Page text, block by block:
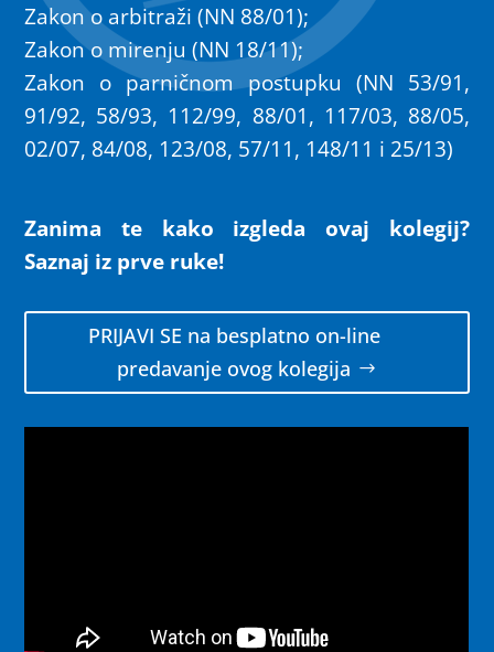
Zakon o arbitraži (NN 88/01);
Zakon o mirenju (NN 18/11);
Zakon o parničnom postupku (NN 53/91,
91/92, 58/93, 112/99, 88/01, 117/03, 88/05,
02/07, 84/08, 123/08, 57/11, 148/11 i 25/13)
Zanima te kako izgleda ovaj kolegij?
Saznaj iz prve ruke!
PRIJAVI SE na besplatno on-line
predavanje ovog kolegija